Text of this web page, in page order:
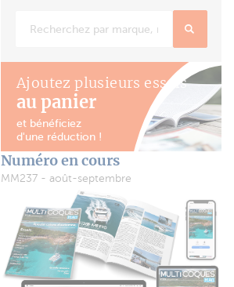
Ajoutez plusieurs essais
au panier
et bénéficiez
d'une réduction !
Numéro en cours
MM237 - août-septembre